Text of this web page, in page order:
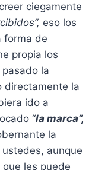
ciegamente
eso los
forma de
propia los
la
directamente la
ido a
“la marca”,
la
aunque
les puede